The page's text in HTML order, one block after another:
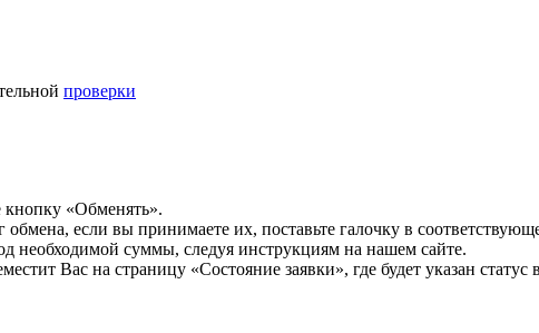
проверки
«Обменять».
обмена, если вы принимаете их, поставьте галочку в
необходимой суммы, следуя инструкциям на нашем сайте.
Вас на страницу «Состояние заявки», где будет указан статус